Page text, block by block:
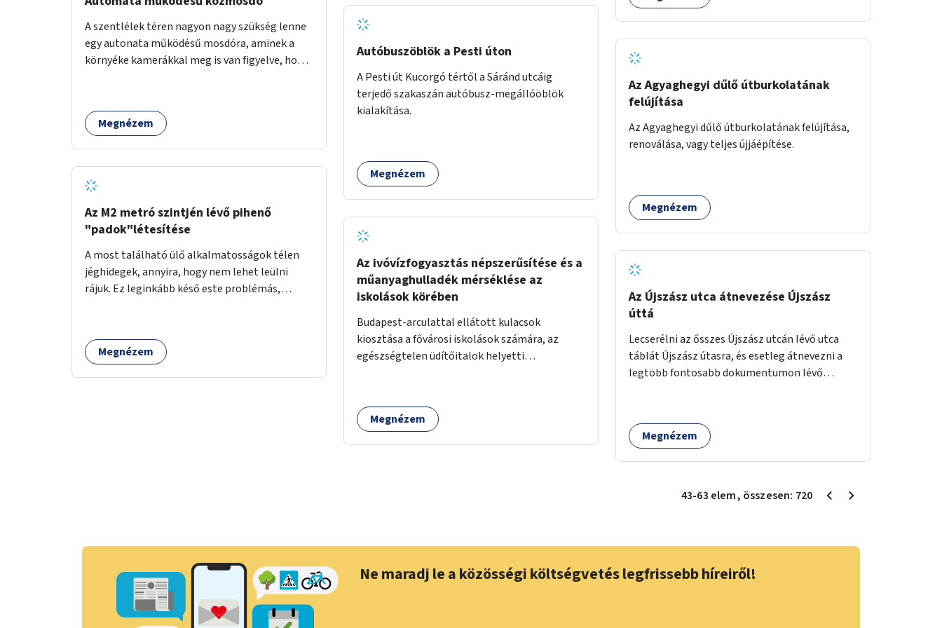
A szentlélek téren nagyon nagy szükség lenne
egy autonata működésű mosdóra, aminek a
környéke kamerákkal meg is van figyelve, hogy
leghasznosabb a HÉV felé, mivel itt a forgalom
is igen nagy.
Megnézem
Az M2 metró szintjén lévő pihenő
"padok"létesítése
A most található ülő alkalmatosságok télen
jéghidegek, annyira, hogy nem lehet leülni
rájuk. Ez leginkább késő este problémás,
Megnézem
Autóbuszöblök a Pesti úton
A Pesti út Kucorgó tértől a Sáránd utcáig
terjedő szakaszán autóbusz-megállóöblök
kialakítása.
Megnézem
Az ivóvízfogyasztás népszerűsítése és a
műanyaghulladék mérséklése az
iskolások körében
Budapest-arculattal ellátott kulacsok
kiosztása a fővárosi iskolások számára, az
egészségtelen üdítőitalok helyetti
csökkentése céljából.
Megnézem
élhetőbbé, hanem a Déli-pályaudvaron leszálló
turisták első benyomása is kedvezőbb lenne a
Fővárosról.
Az Agyaghegyi dűlő útburkolatának
felújítása
Az Agyaghegyi dűlő útburkolatának felújítása,
renoválása, vagy teljes újjáépítése.
Megnézem
Az Újszász utca átnevezése Újszász
úttá
Lecserélni az ősszes Újszász utcán lévő utca
táblát Újszász útasra, és esetleg átnevezni a
legtöbb fontosabb dokumentumon lévő
Megnézem
43-63 elem, összesen: 720
Ne maradj le a közösségi költségvetés legfrissebb híreiről!